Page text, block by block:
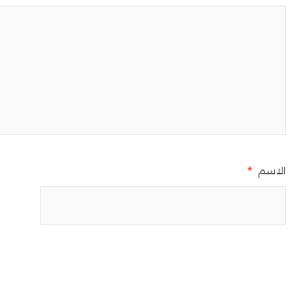
الاسم *